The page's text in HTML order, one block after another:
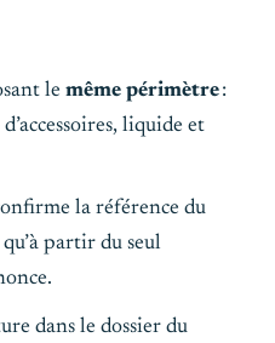
le même périmètre:
liquide et
la référence du
partir du seul
dans le dossier du